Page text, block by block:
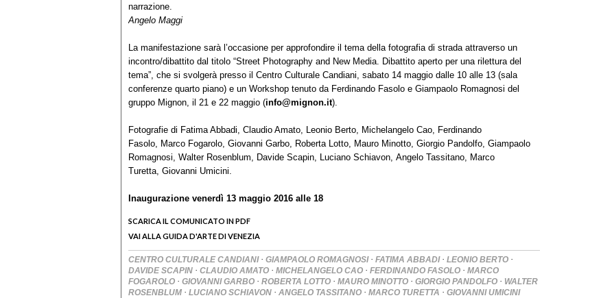
narrazione.
Angelo Maggi
La manifestazione sarà l’occasione per approfondire il tema della fotografia di strada attraverso un
incontro/dibattito dal titolo “Street Photography and New Media. Dibattito aperto per una rilettura del
tema”, che si svolgerà presso il Centro Culturale Candiani, sabato 14 maggio dalle 10 alle 13 (sala
conferenze quarto piano) e un Workshop tenuto da Ferdinando Fasolo e Giampaolo Romagnosi del
gruppo Mignon, il 21 e 22 maggio (info@mignon.it).
Fotografie di Fatima Abbadi, Claudio Amato, Leonio Berto, Michelangelo Cao, Ferdinando
Fasolo, Marco Fogarolo, Giovanni Garbo, Roberta Lotto, Mauro Minotto, Giorgio Pandolfo, Giampaolo
Romagnosi, Walter Rosenblum, Davide Scapin, Luciano Schiavon, Angelo Tassitano, Marco
Turetta, Giovanni Umicini.
Inaugurazione venerdì 13 maggio 2016 alle 18
SCARICA IL COMUNICATO IN PDF
VAI ALLA GUIDA D'ARTE DI VENEZIA
CENTRO CULTURALE CANDIANI · GIAMPAOLO ROMAGNOSI · FATIMA ABBADI · LEONIO BERTO ·
DAVIDE SCAPIN · CLAUDIO AMATO · MICHELANGELO CAO · FERDINANDO FASOLO · MARCO
FOGAROLO · GIOVANNI GARBO · ROBERTA LOTTO · MAURO MINOTTO · GIORGIO PANDOLFO · WALTER
ROSENBLUM · LUCIANO SCHIAVON · ANGELO TASSITANO · MARCO TURETTA · GIOVANNI UMICINI